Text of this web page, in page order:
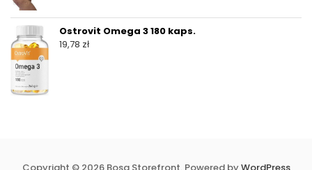
Ostrovit Omega 3 180 kaps.
19,78 zł